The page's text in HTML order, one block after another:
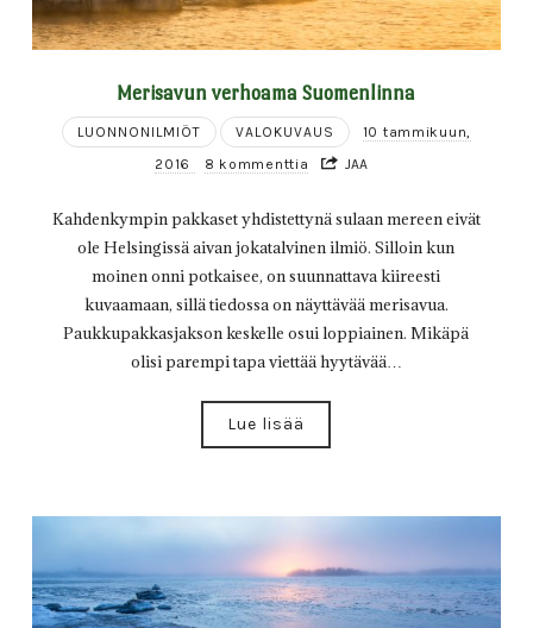
Merisavun verhoama Suomenlinna
LUONNONILMIÖT VALOKUVAUS
10 tammikuun,
2016
8 kommenttia JAA
Kahdenkympin pakkaset yhdistettynä sulaan mereen eivät
ole Helsingissä aivan jokatalvinen ilmiö. Silloin kun
moinen onni potkaisee, on suunnattava kiireesti
kuvaamaan, sillä tiedossa on näyttävää merisavua.
Paukkupakkasjakson keskelle osui loppiainen. Mikäpä
olisi parempi tapa viettää hyytävää…
Lue lisää